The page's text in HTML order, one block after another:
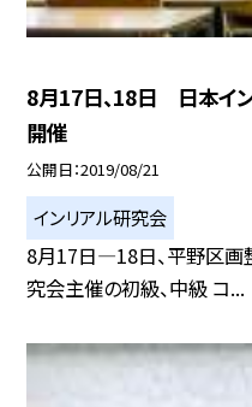
8月17日、18日 日本イ
開催
公開日 2019/08/21
インリアル研究会
8月17日—18日、平野区画
究会主催の初級、中級 コ...